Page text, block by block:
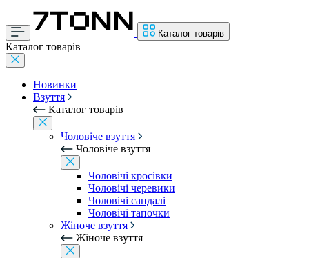
Каталог товарів
Каталог товарів
Новинки
Взуття
Каталог товарів
Чоловіче взуття
Чоловіче взуття
Чоловічі кросівки
Чоловічі черевики
Чоловічі сандалі
Чоловічі тапочки
Жіноче взуття
Жіноче взуття